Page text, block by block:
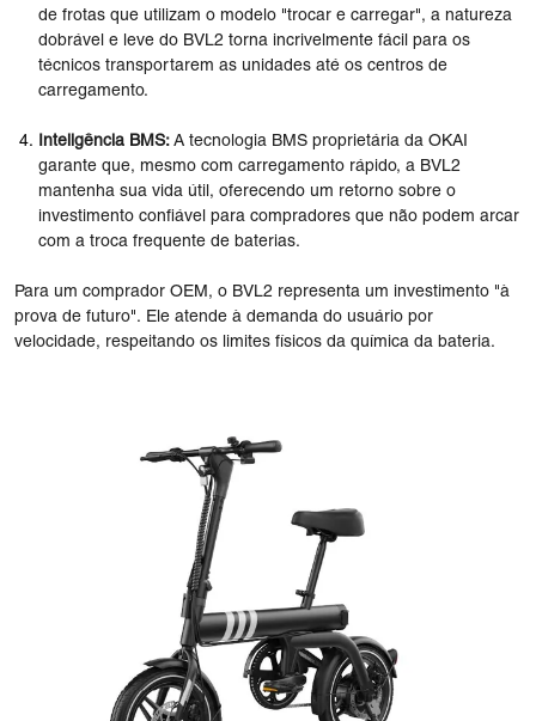
de frotas que utilizam o modelo "trocar e carregar", a natureza
dobrável e leve do BVL2 torna incrivelmente fácil para os
técnicos transportarem as unidades até os centros de
carregamento.
Inteligência BMS: A tecnologia BMS proprietária da OKAI
garante que, mesmo com carregamento rápido, a BVL2
mantenha sua vida útil, oferecendo um retorno sobre o
investimento confiável para compradores que não podem arcar
com a troca frequente de baterias.
Para um comprador OEM, o BVL2 representa um investimento "à
prova de futuro". Ele atende à demanda do usuário por
velocidade, respeitando os limites físicos da química da bateria.